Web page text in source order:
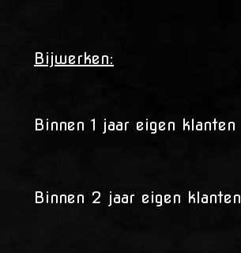
Bijwerken:
Binnen 1 jaar eigen klanten
Binnen 2 jaar eigen klanten